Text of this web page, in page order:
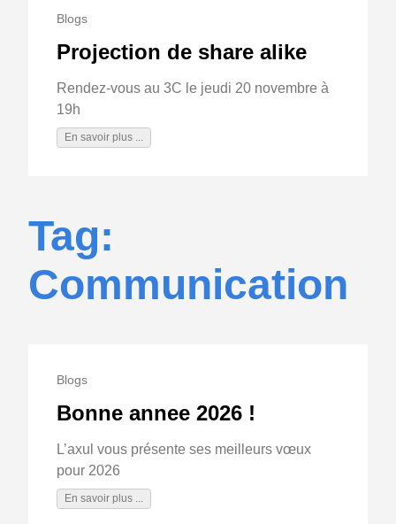
Blogs
Projection de share alike
Rendez-vous au 3C le jeudi 20 novembre à
19h
En savoir plus ...
Tag:
Communication
Blogs
Bonne annee 2026 !
L’axul vous présente ses meilleurs vœux
pour 2026
En savoir plus ...